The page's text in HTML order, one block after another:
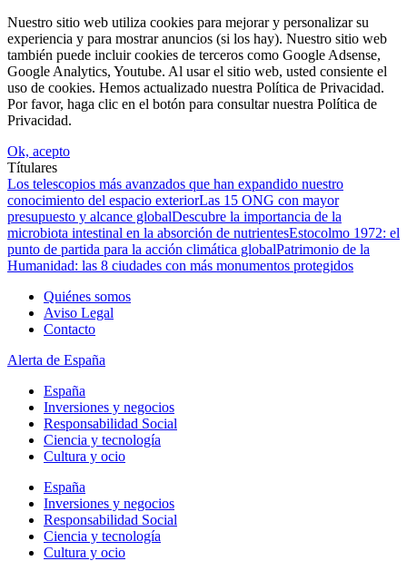
Nuestro sitio web utiliza cookies para mejorar y personalizar su
experiencia y para mostrar anuncios (si los hay). Nuestro sitio web
también puede incluir cookies de terceros como Google Adsense,
Google Analytics, Youtube. Al usar el sitio web, usted consiente el
uso de cookies. Hemos actualizado nuestra Política de Privacidad.
Por favor, haga clic en el botón para consultar nuestra Política de
Privacidad.
Ok, acepto
Títulares
Los telescopios más avanzados que han expandido nuestro
conocimiento del espacio exteriorLas 15 ONG con mayor
presupuesto y alcance globalDescubre la importancia de la
microbiota intestinal en la absorción de nutrientesEstocolmo 1972: el
punto de partida para la acción climática globalPatrimonio de la
Humanidad: las 8 ciudades con más monumentos protegidos
Quiénes somos
Aviso Legal
Contacto
Alerta de España
España
Inversiones y negocios
Responsabilidad Social
Ciencia y tecnología
Cultura y ocio
España
Inversiones y negocios
Responsabilidad Social
Ciencia y tecnología
Cultura y ocio